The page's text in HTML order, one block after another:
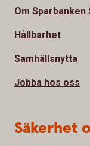
Om Sparbanken
Hållbarhet
Samhällsnytta
Jobba hos oss
Säkerhet